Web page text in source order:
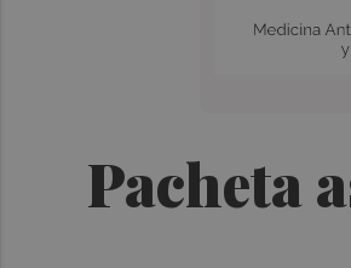
Pacheta